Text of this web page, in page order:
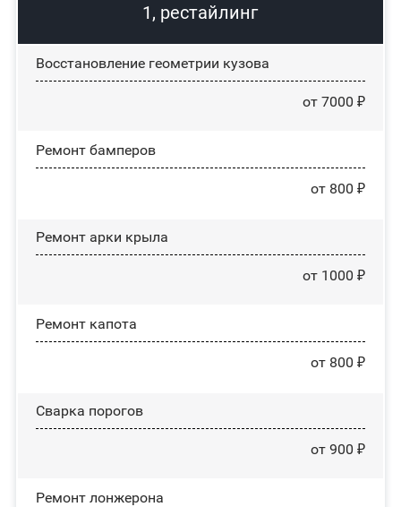
1, рестайлинг
Восстановление геометрии кузова
от 7000 ₽
Ремонт бамперов
от 800 ₽
Ремонт арки крыла
от 1000 ₽
Ремонт капота
от 800 ₽
Сварка порогов
от 900 ₽
Ремонт лонжерона